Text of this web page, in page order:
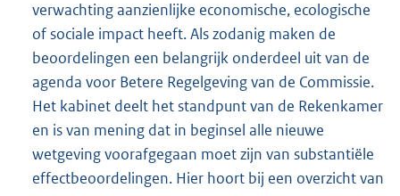
verwachting aanzienlijke economische, ecologische
of sociale impact heeft. Als zodanig maken de
beoordelingen een belangrijk onderdeel uit van de
agenda voor Betere Regelgeving van de Commissie.
Het kabinet deelt het standpunt van de Rekenkamer
en is van mening dat in beginsel alle nieuwe
wetgeving voorafgegaan moet zijn van substantiële
effectbeoordelingen. Hier hoort bij een overzicht van